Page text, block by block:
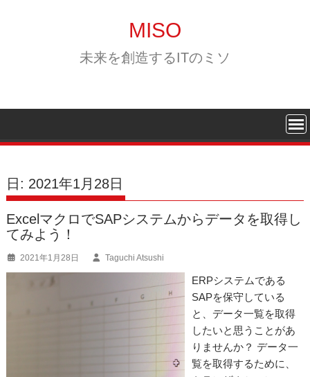
MISO
未来を創造するITのミソ
日: 2021年1月28日
ExcelマクロでSAPシステムからデータを取得し
てみよう！
2021年1月28日 Taguchi Atsushi
ERPシステムである
SAPを保守している
と、データ一覧を取得
したいと思うことがあ
りませんか？ データ一
覧を取得するために、